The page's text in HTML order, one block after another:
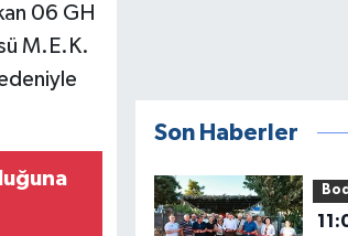
06 GH
M.E.K.
Son Haberler